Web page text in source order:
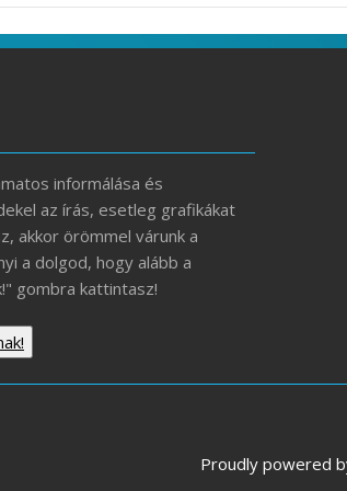
informálása és
az írás, esetleg grafikákat
akkor örömmel várunk a
a dolgod, hogy alább a
gombra kattintasz!
Proudly powered